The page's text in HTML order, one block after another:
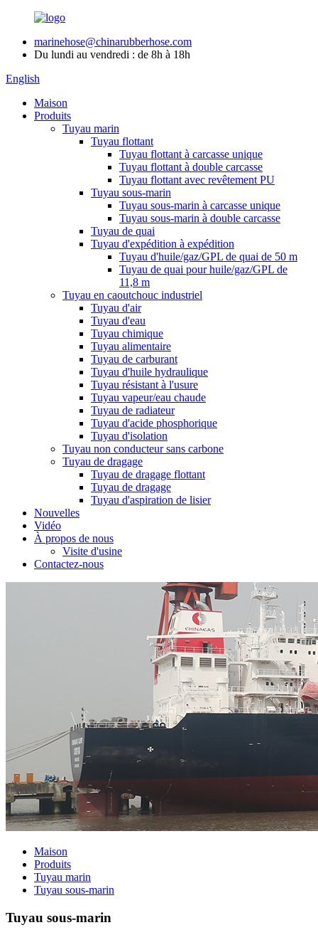
marinehose@chinarubberhose.com
Du lundi au vendredi : de 8h à 18h
English
Maison
Produits
Tuyau marin
Tuyau flottant
Tuyau flottant à carcasse unique
Tuyau flottant à double carcasse
Tuyau flottant avec revêtement PU
Tuyau sous-marin
Tuyau sous-marin à carcasse unique
Tuyau sous-marin à double carcasse
Tuyau de quai
Tuyau d'expédition à expédition
Tuyau d'huile/gaz/GPL de quai de 50 m
Tuyau de quai pour huile/gaz/GPL de
11,8 m
Tuyau en caoutchouc industriel
Tuyau d'air
Tuyau d'eau
Tuyau chimique
Tuyau alimentaire
Tuyau de carburant
Tuyau d'huile hydraulique
Tuyau résistant à l'usure
Tuyau vapeur/eau chaude
Tuyau de radiateur
Tuyau d'acide phosphorique
Tuyau d'isolation
Tuyau non conducteur sans carbone
Tuyau de dragage
Tuyau de dragage flottant
Tuyau de dragage
Tuyau d'aspiration de lisier
Nouvelles
Vidéo
À propos de nous
Visite d'usine
Contactez-nous
Maison
Produits
Tuyau marin
Tuyau sous-marin
Tuyau sous-marin